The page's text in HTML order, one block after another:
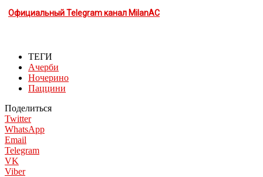
Официальный Telegram канал MilanAC
ТЕГИ
Ачерби
Ночерино
Паццини
Поделиться
Twitter
WhatsApp
Email
Telegram
VK
Viber